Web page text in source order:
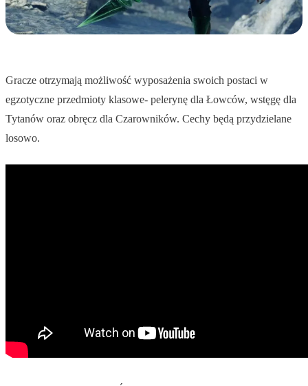
Gracze otrzymają możliwość wyposażenia swoich postaci w
egzotyczne przedmioty klasowe- pelerynę dla Łowców, wstęgę dla
Tytanów oraz obręcz dla Czarowników. Cechy będą przydzielane
losowo.